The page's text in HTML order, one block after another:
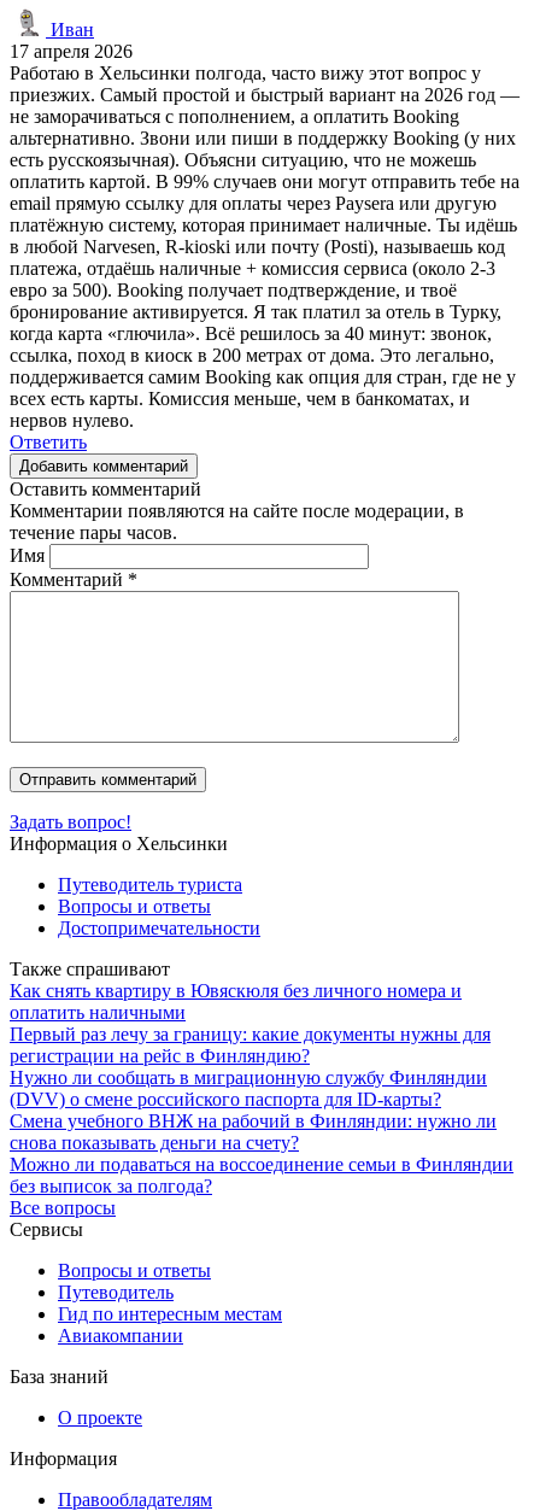
Иван
17 апреля 2026
Работаю в Хельсинки полгода, часто вижу этот вопрос у
приезжих. Самый простой и быстрый вариант на 2026 год —
не заморачиваться с пополнением, а оплатить Booking
альтернативно. Звони или пиши в поддержку Booking (у них
есть русскоязычная). Объясни ситуацию, что не можешь
оплатить картой. В 99% случаев они могут отправить тебе на
email прямую ссылку для оплаты через Paysera или другую
платёжную систему, которая принимает наличные. Ты идёшь
в любой Narvesen, R-kioski или почту (Posti), называешь код
платежа, отдаёшь наличные + комиссия сервиса (около 2-3
евро за 500). Booking получает подтверждение, и твоё
бронирование активируется. Я так платил за отель в Турку,
когда карта «глючила». Всё решилось за 40 минут: звонок,
ссылка, поход в киоск в 200 метрах от дома. Это легально,
поддерживается самим Booking как опция для стран, где не у
всех есть карты. Комиссия меньше, чем в банкоматах, и
нервов нулево.
Ответить
Добавить комментарий
Оставить комментарий
Комментарии появляются на сайте после модерации, в
течение пары часов.
Имя
Комментарий *
Задать вопрос!
Информация о Хельсинки
Путеводитель туриста
Вопросы и ответы
Достопримечательности
Также спрашивают
Как снять квартиру в Ювяскюля без личного номера и
оплатить наличными
Первый раз лечу за границу: какие документы нужны для
регистрации на рейс в Финляндию?
Нужно ли сообщать в миграционную службу Финляндии
(DVV) о смене российского паспорта для ID-карты?
Смена учебного ВНЖ на рабочий в Финляндии: нужно ли
снова показывать деньги на счету?
Можно ли подаваться на воссоединение семьи в Финляндии
без выписок за полгода?
Все вопросы
Сервисы
Вопросы и ответы
Путеводитель
Гид по интересным местам
Авиакомпании
База знаний
О проекте
Информация
Правообладателям